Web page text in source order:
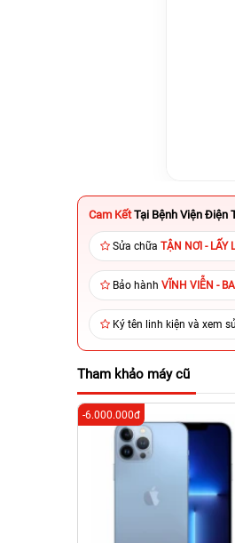
Cam Kết Tại Bệnh Viện Điện
Sửa chữa TẬN NƠI - LẤY
Bảo hành VĨNH VIỄN -
Ký tên linh kiện và xem
Tham khảo máy cũ
-6.000.000đ